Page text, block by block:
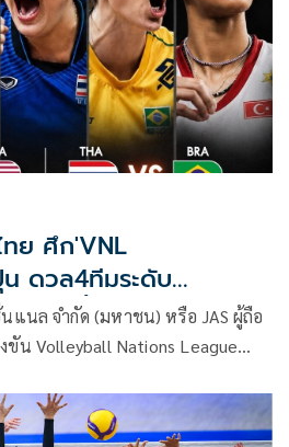
ทย ศึก'VNL
ดวล4ทีมระดับ
ก.ค.นี้
นล จำกัด (มหาชน) หรือ JAS ผู้ถือ
น Volleyball Nations League
สาวไทย ในการแข่งขันสัปดาห์ที่ 3
บ่งกลุ่ม พร้อมรับชมการถ่ายทอดสด